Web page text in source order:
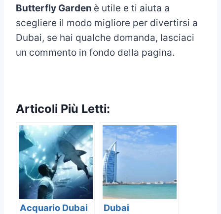
Butterfly Garden è utile e ti aiuta a
scegliere il modo migliore per divertirsi a
Dubai, se hai qualche domanda, lasciaci
un commento in fondo della pagina.
Articoli Più Letti:
Acquario Dubai
Dubai